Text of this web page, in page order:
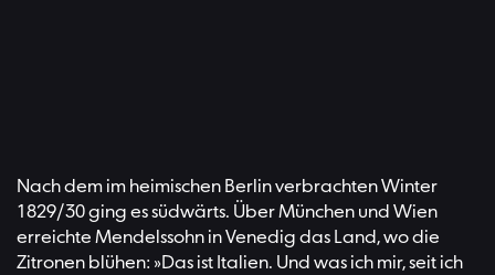
Nach dem im heimischen Berlin verbrachten Winter
1829/30 ging es südwärts. Über München und Wien
erreichte Mendelssohn in Venedig das Land, wo die
Zitronen blühen: »Das ist Italien. Und was ich mir, seit ich